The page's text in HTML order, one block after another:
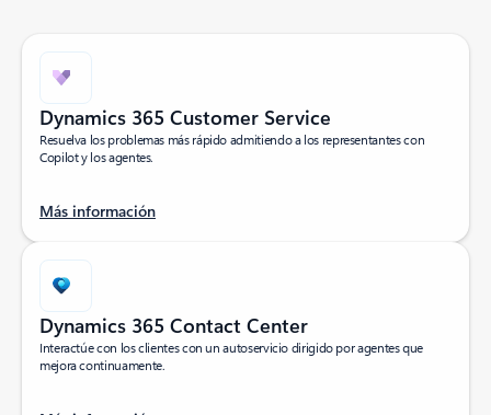
Dynamics 365 Customer Service
Resuelva los problemas más rápido admitiendo a los representantes con
Copilot y los agentes.
Más información
Dynamics 365 Contact Center
Interactúe con los clientes con un autoservicio dirigido por agentes que
mejora continuamente.